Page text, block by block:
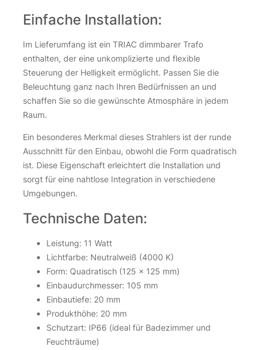
Einfache Installation:
Im Lieferumfang ist ein TRIAC dimmbarer Trafo
enthalten, der eine unkomplizierte und flexible
Steuerung der Helligkeit ermöglicht. Passen Sie die
Beleuchtung ganz nach Ihren Bedürfnissen an und
schaffen Sie so die gewünschte Atmosphäre in jedem
Raum.
Ein besonderes Merkmal dieses Strahlers ist der runde
Ausschnitt für den Einbau, obwohl die Form quadratisch
ist. Diese Eigenschaft erleichtert die Installation und
sorgt für eine nahtlose Integration in verschiedene
Umgebungen.
Technische Daten:
Leistung: 11 Watt
Lichtfarbe: Neutralweiß (4000 K)
Form: Quadratisch (125 x 125 mm)
Einbaudurchmesser: 105 mm
Einbautiefe: 20 mm
Produkthöhe: 20 mm
Schutzart: IP66 (ideal für Badezimmer und
Feuchträume)